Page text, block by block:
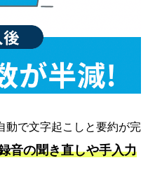
動で文字起こしと要約が完
音の聞き直しや手入力